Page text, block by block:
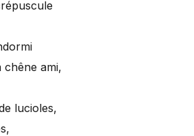
chêne ami,
lucioles,